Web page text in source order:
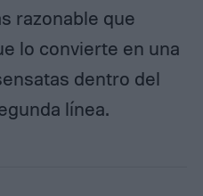
razonable que
lo convierte en una
dentro del
línea.